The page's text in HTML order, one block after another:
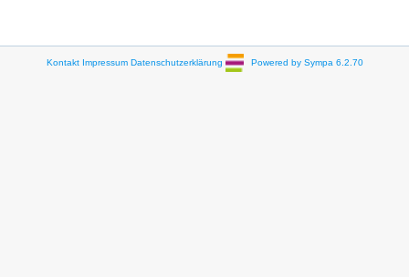
Kontakt Impressum Datenschutzerklärung Powered by Sympa 6.2.70